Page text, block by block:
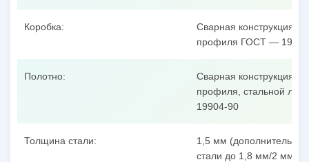
Коробка:
Сварная конструкция из
профиля ГОСТ —
Полотно:
Сварная конструкция из
профиля, стальной
19904-90
Толщина стали:
1,5 мм
стали до 1,8 мм/2 мм/3